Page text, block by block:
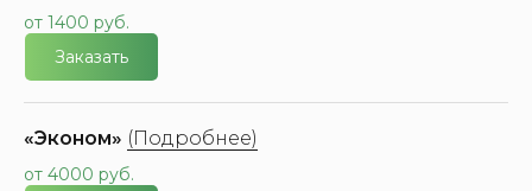
от 1400 руб.
Заказать
«Эконом» (Подробнее)
от 4000 руб.